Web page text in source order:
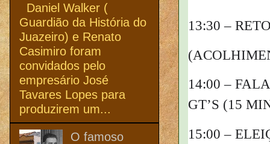
13:30 –
14:00 –
GT’S (15
15:00 –
Daniel Walker (
Guardião da História do
Juazeiro) e Renato
Casimiro foram
convidados pelo
empresário José
Tavares Lopes para
produzirem um...
O famoso